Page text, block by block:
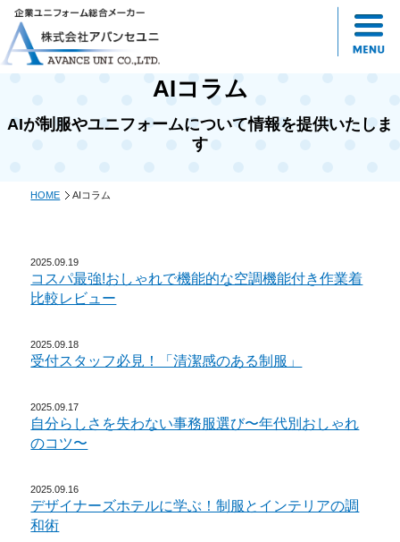
AIコラム
AIが制服やユニフォームについて情報を提供いたしま
す
HOME AIコラム
2025.09.19
コスパ最強!おしゃれで機能的な空調機能付き作業着
比較レビュー
2025.09.18
受付スタッフ必見！「清潔感のある制服」
2025.09.17
自分らしさを失わない事務服選び〜年代別おしゃれ
のコツ〜
2025.09.16
デザイナーズホテルに学ぶ！制服とインテリアの調
和術